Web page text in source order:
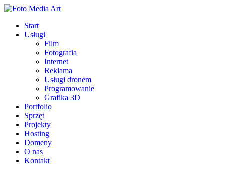
Start
Usługi
Film
Fotografia
Internet
Reklama
Usługi dronem
Programowanie
Grafika 3D
Portfolio
Sprzęt
Projekty
Hosting
Domeny
O nas
Kontakt